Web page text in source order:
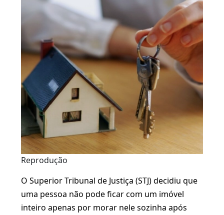
Reprodução
O Superior Tribunal de Justiça (STJ) decidiu que
uma pessoa não pode ficar com um imóvel
inteiro apenas por morar nele sozinha após